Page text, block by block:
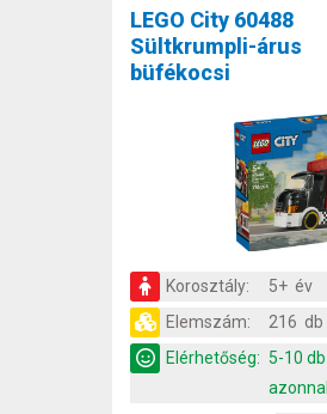
LEGO City 60488
Sültkrumpli-árus
büfékocsi
Korosztály:
5+ év
Elemszám:
216 db
Elérhetőség: 5-10 db
azonnal